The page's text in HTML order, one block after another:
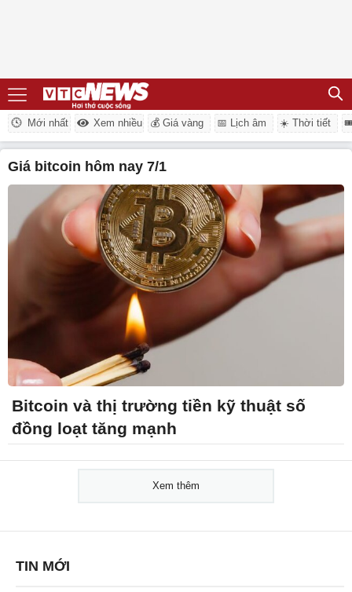
Mới nhất Xem nhiều 💰 Giá vàng 📅 Lịch âm ☀️ Thời tiết
giá bitcoin hôm nay 7/1
Bitcoin và thị trường tiền kỹ thuật số
đồng loạt tăng mạnh
Xem thêm
TIN MỚI